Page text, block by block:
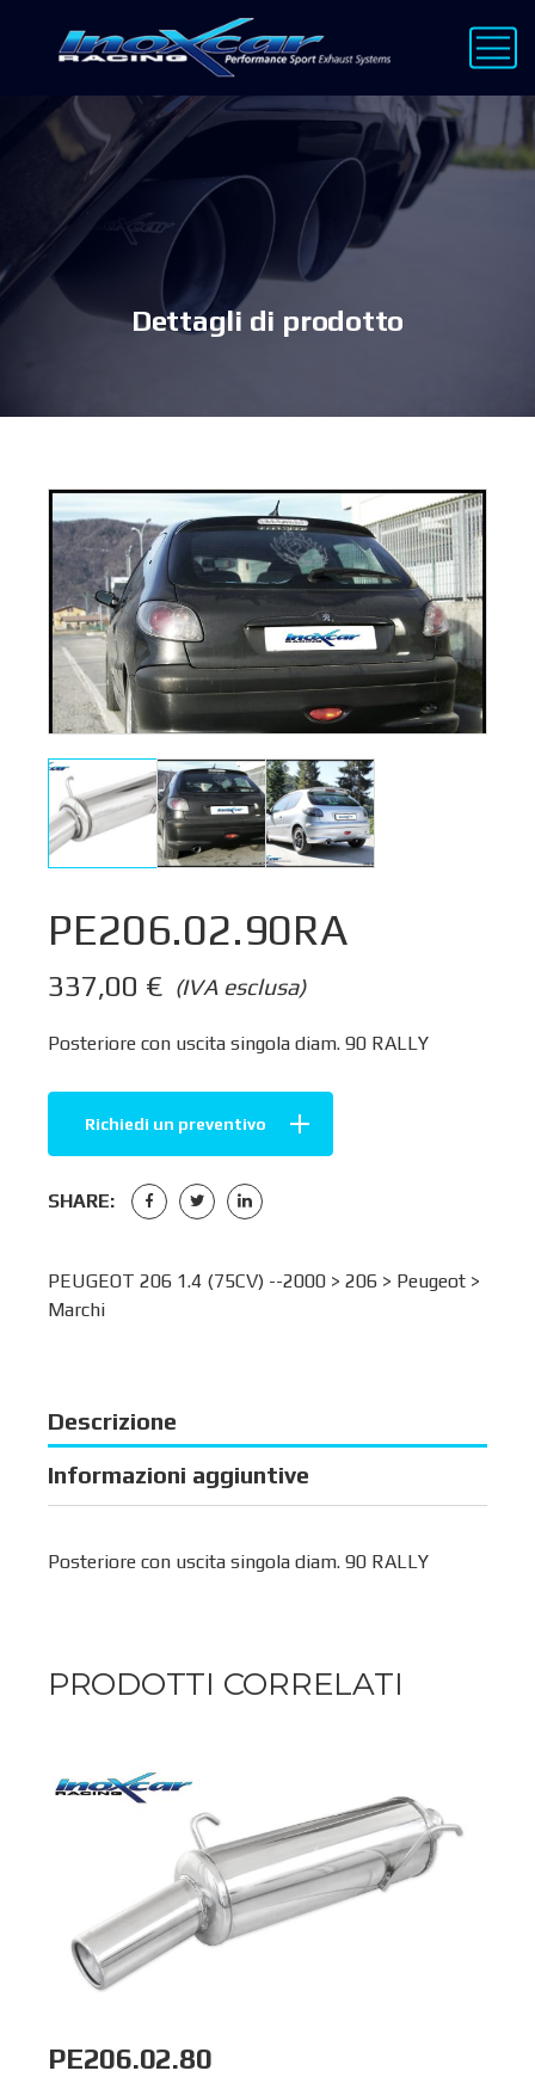
Dettagli di prodotto
PE206.02.90RA
(IVA esclusa)
337,00 €
Posteriore con uscita singola diam. 90 RALLY
Richiedi un preventivo
SHARE:
PEUGEOT 206 1.4 (75CV) --2000 > 206 > Peugeot >
Marchi
Descrizione
Informazioni aggiuntive
Posteriore con uscita singola diam. 90 RALLY
PRODOTTI CORRELATI
PE206.02.80